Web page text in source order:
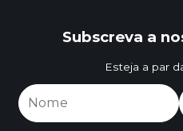
Subscreva a
Esteja a par